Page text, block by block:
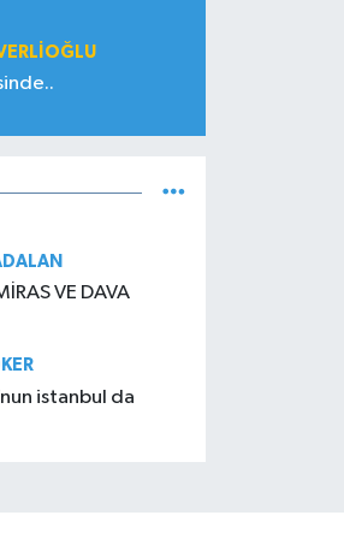
VE DAVA
istanbul da